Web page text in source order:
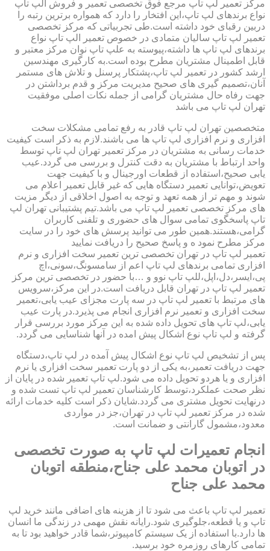
مرکز تعمیر لپ تاپ مرجع فوق تخصصی تعمیر و فروش الپ تاپ
نواع برندهای لپ تاپ،این افتخار را دارد که همواره برترین رتبه را
دربین رقبای خود داشته است.طی تجربیاتی که مرکز تخصصی
تعمیر لپ تاپ سالیان متمادی در خصوص تعمیر الپ تاپ نواع
برندهای لپ تاپ ها داشته،پیوسته به علپ تاپ نوان مرکز معتبر و
قابل اطمینال مشتریان مطرح بوده است.به کارگیری مهندسین
ارشد کشور در تعمیر لپ تاپ،پشتکار پرسنل و تلاش های مستمر
آنان،تصمیم گیری های صحیح مدیریت مرکز و قدم برداشتن در
جهت رفاه حال مشتریان گرامی از جمله نکات اصلی موفقیت
تهران لپ تاپ می باشد
متخصصین تهران لپ تاپ قادر به رفع تمامی مشکلات سخت
افزاری و نرم افزاری لپ تاپ ها می باشند.لازم به ذکر است کیفیت
خدمات رسانی به مشتریان در مرکز تعمیر تهران لپ تاپ توسط
واحد ارتباط با مشتریان به دقت کنترل و بررسی می گردد.عیب
یابی صحیح،استفاده از قطعات اورجینال و با کیفیت جهت
تعویض،توانایی تعمیر دستگاه هایی که غیر قابل تعمیر اعلام می
شوند و مهم تر از همه تعهد و توجه به اصول اخلاقی از دیگر مزیت
های مرکز تخصصی تعمیر لپ تاپ می باشد.تیم پشتیبانی تهران لپ
تاپ پاسخگوی تمامی سوال های حضوری و تلفنی کاربران
گرامی،هستند.همین طور می توانید پرسش های خود را در سایت
مرکز مطرح نمود ه و پاسخ صحیح را دریافت نمایید
تعمیر لپ تاپ در تهران تخصصی ترین تعمیر سخت افزاری و نرم
افزاری تمامی برندهای لپ تاپ اعم از سامسونگ،سونی،اچ
پی،ایسر،دل،اپل،للپ تاپ نوو و …با حضور در تخصصی ترین مرکز
تعمیر لپ تاپ در تهران قابل دریافت است.در این مرکز،سرویس
های مرتبط با تعمیر لپ تاپ در سه پارت مجزای عیب یابی،تعمیر
سخت افزاری و تعمیر نرم افزاری انجام می پذیرد.در پارت عیب
یابی،لپ تاپ های تحویل داده شده به این مرکز مورد بررسی قرار
گرفته و لپ تاپ نوع اشکال پیش امده در آنها شناسایی می گردد.
پس از تشخیص لپ تاپ نوع اشکال پیش آمده در لپ تاپ،دستگاه
جهت دریافت تعمیر،به یکی از دو پارت تعمیر سخت افزاری یا نرم
افزاری و یا هردو تحویل داده می شود.لپ تاپ تعمیر شده در پایان از
نظر صحت عملکرد،توسط کارشناسان تعمیر لپ تاپ تست شده و
درنهایت تحویل مشتری می گردد.شایان ذکر است کلیه خدمات ارائه
شده در مرکز تعمیر لپ تاپ در تهران،جز در مواردی
معدود،مشمول گارانتی و ضمانت است.
انجام تعمیرات لپ تاپ به صورت تخصصی
در اتوبان محمد علی جناح،منطقه اتوبان
محمد علی جناح
تعمیر لپ تاپ باعث می شود تا از هزینه های اضافی مانند خرید لپ
تاپ و یا قطعه،جلوگیری شود.رایانه نقش مهمی در زندگی ما انسان
ها دارد.با استفاده از یک سیستم کامپیوتر،شما قادر خواهید بود تا به
تمامی کارهای روزمره خود برسید.